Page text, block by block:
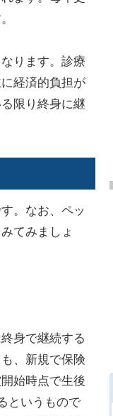
ります。診療
経済的負担が
限り終身に継
。なお、ペッ
てみましょ
身で継続する
、新規で保険
始時点で生後
というもので